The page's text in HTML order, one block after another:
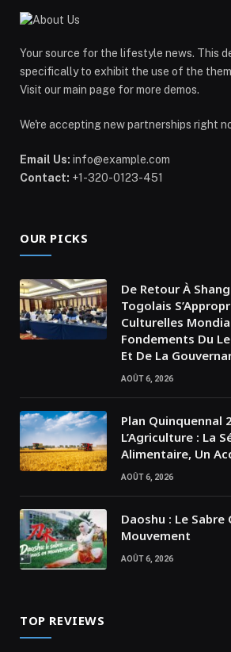
Your source for the lifestyle news. This
specifically to exhibit the use of the
Visit our main page for more demos.
We're accepting new partnerships right
Email Us: info@example.com
Contact: +1-320-0123-451
OUR PICKS
De Retour À
Togolais
Culturelles
Fondements Du
Et De La
AOÛT 6, 2026
Plan Quinquennal
L’Agriculture : La
Alimentaire, Un
AOÛT 6, 2026
Daoshu : Le Sabre
Mouvement
AOÛT 6, 2026
TOP REVIEWS